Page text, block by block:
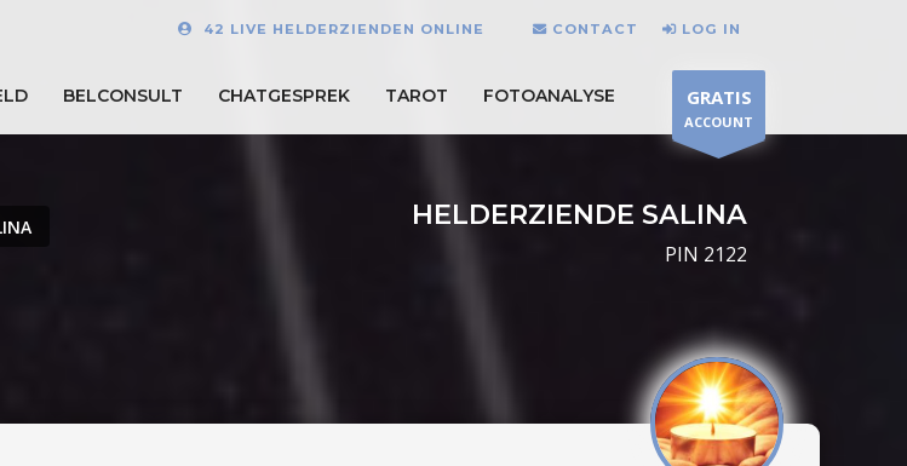
42 LIVE HELDERZIENDEN ONLINE CONTACT LOG IN
BELCONSULT CHATGESPREK TAROT FOTOANALYSE GRATIS
ACCOUNT
HELDERZIENDE SALINA
PIN 2122